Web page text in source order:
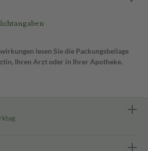
lesen Sie die Packungsbeilage
Ihren Arzt oder in Ihrer Apotheke.